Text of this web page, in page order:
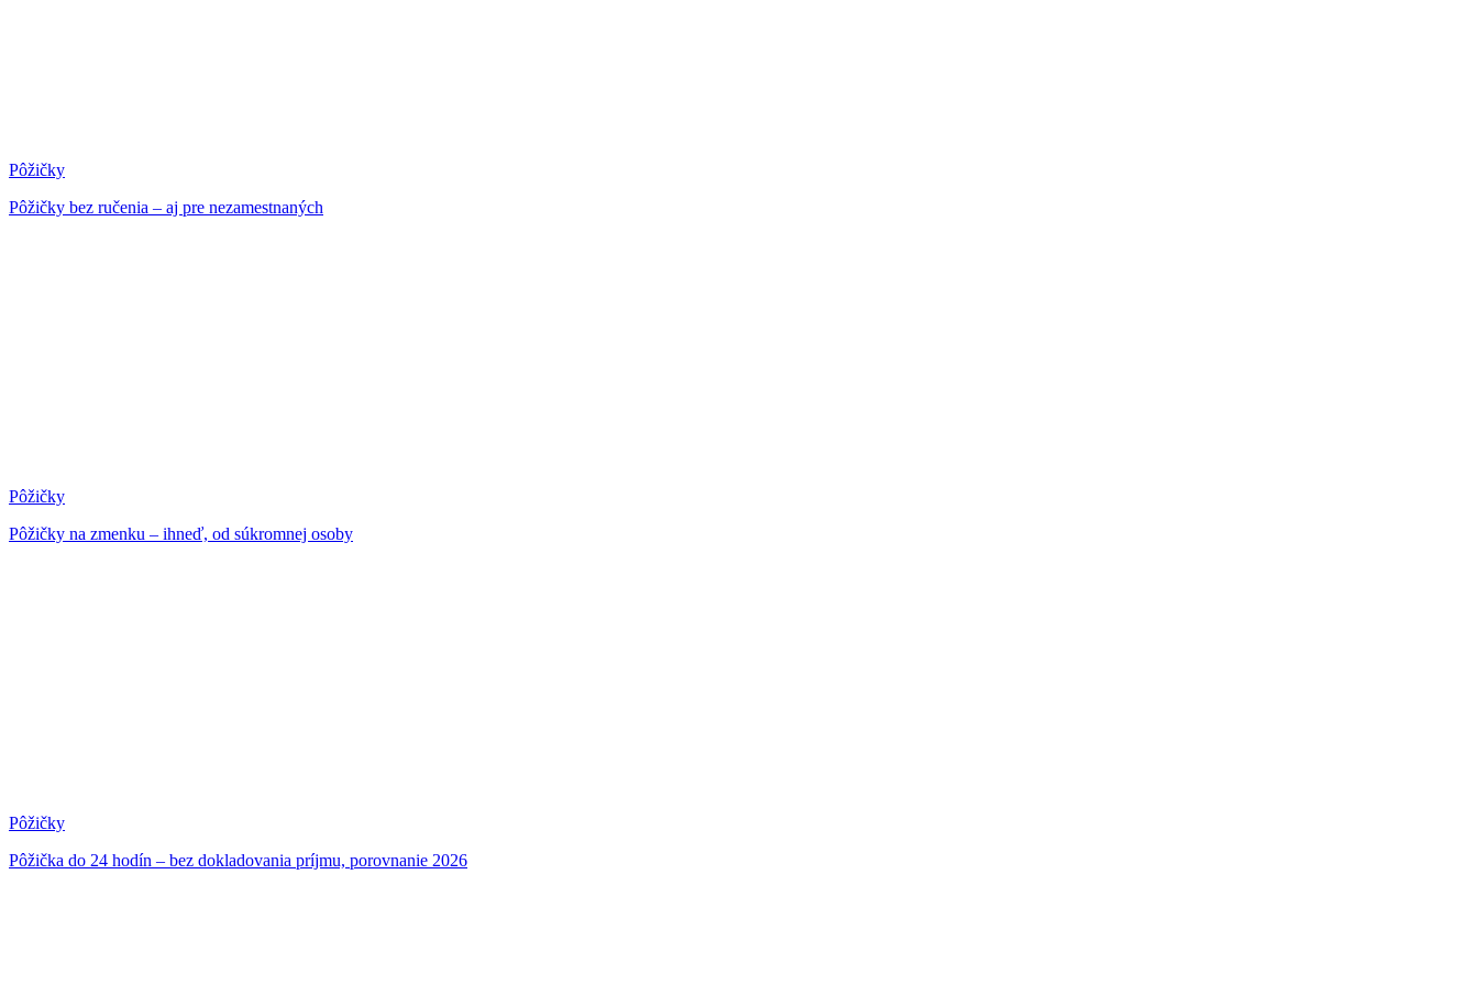
Pôžičky
Pôžičky bez ručenia – aj pre nezamestnaných
Pôžičky
Pôžičky na zmenku – ihneď, od súkromnej osoby
Pôžičky
Pôžička do 24 hodín – bez dokladovania príjmu, porovnanie 2026